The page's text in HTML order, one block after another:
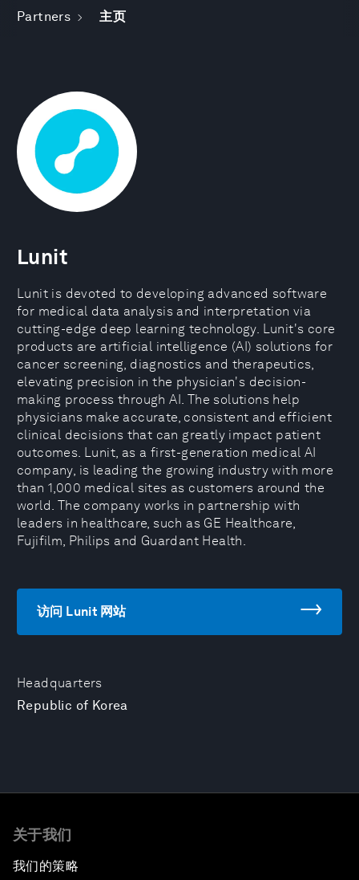
Partners 主页
Headquarters
Republic of Korea
Lunit
Lunit is devoted to developing advanced software
for medical data analysis and interpretation via
cutting-edge deep learning technology. Lunit's core
products are artificial intelligence (AI) solutions for
cancer screening, diagnostics and therapeutics,
elevating precision in the physician's decision-
making process through AI. The solutions help
physicians make accurate, consistent and efficient
clinical decisions that can greatly impact patient
outcomes. Lunit, as a first-generation medical AI
company, is leading the growing industry with more
than 1,000 medical sites as customers around the
world. The company works in partnership with
leaders in healthcare, such as GE Healthcare,
Fujifilm, Philips and Guardant Health.
访问 Lunit 网站
关于我们
我们的策略